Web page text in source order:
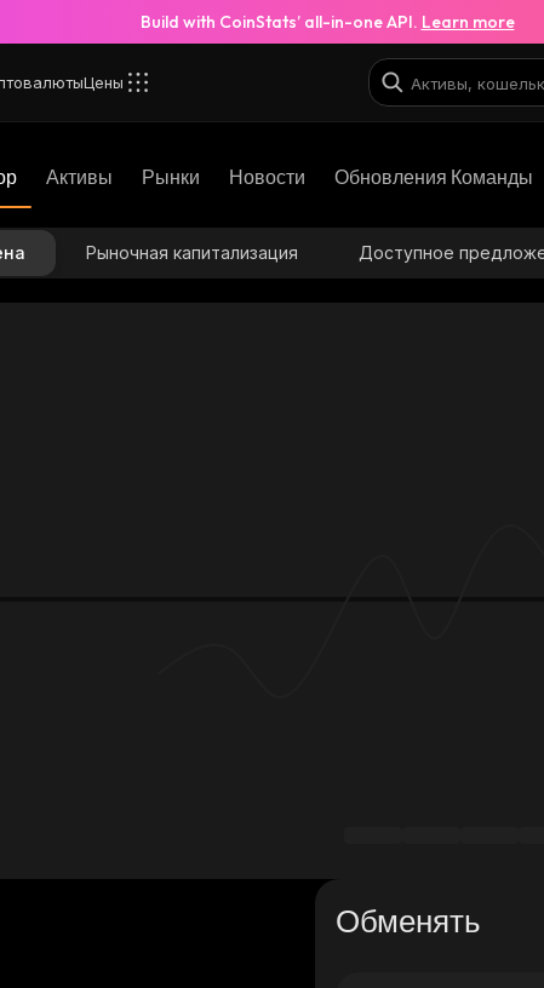
Build with CoinStats’ all-in-one API. Learn more
Цены
Активы Рынки Новости Обновления Команды
Рыночная капитализация Доступное
Обменять